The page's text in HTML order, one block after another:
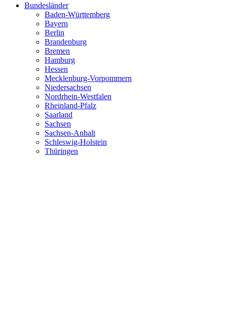
Bundesländer
Baden-Württemberg
Bayern
Berlin
Brandenburg
Bremen
Hamburg
Hessen
Mecklenburg-Vorpommern
Niedersachsen
Nordrhein-Westfalen
Rheinland-Pfalz
Saarland
Sachsen
Sachsen-Anhalt
Schleswig-Holstein
Thüringen